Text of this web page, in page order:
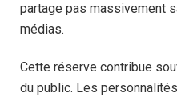
partage pas massivement
médias.
Cette réserve contribue
du public. Les